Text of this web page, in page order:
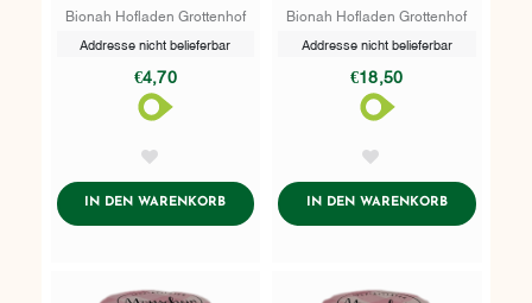
Bionah Hofladen Grottenhof
Addresse nicht belieferbar
€4,70
IN DEN WARENKORBADDTOCART
Bionah Hofladen Grottenhof
Addresse nicht belieferbar
€18,50
IN DEN WARENKORBADDTOCART